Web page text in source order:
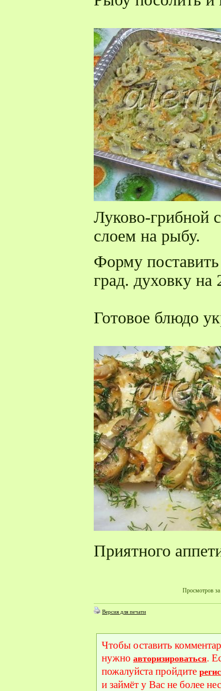
Луково-грибной
слоем на рыбу.
Форму
град. духовку на
Готовое блюдо
Приятного
Просмотров за
Версия для печати
Чтобы оставить
нужно авторизироваться.
пожалуйста пройдите
и займёт у Вас не более